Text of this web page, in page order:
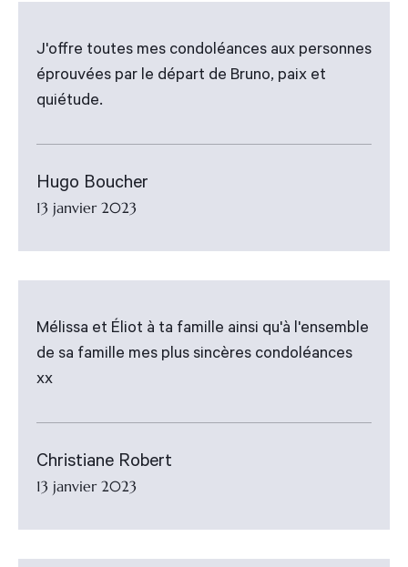
J'offre toutes mes condoléances aux personnes
éprouvées par le départ de Bruno, paix et
quiétude.
Hugo Boucher
13 janvier 2023
Mélissa et Éliot à ta famille ainsi qu'à l'ensemble
de sa famille mes plus sincères condoléances
xx
Christiane Robert
13 janvier 2023